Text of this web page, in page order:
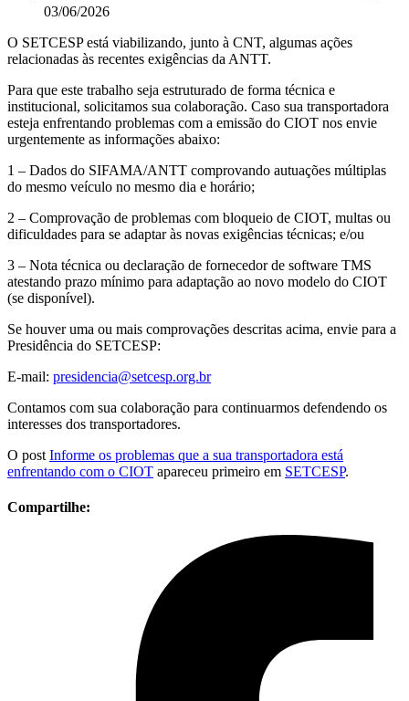
03/06/2026
O SETCESP está viabilizando, junto à CNT, algumas ações
relacionadas às recentes exigências da ANTT.
Para que este trabalho seja estruturado de forma técnica e
institucional, solicitamos sua colaboração. Caso sua transportadora
esteja enfrentando problemas com a emissão do CIOT nos envie
urgentemente as informações abaixo:
1 – Dados do SIFAMA/ANTT comprovando autuações múltiplas
do mesmo veículo no mesmo dia e horário;
2 – Comprovação de problemas com bloqueio de CIOT, multas ou
dificuldades para se adaptar às novas exigências técnicas; e/ou
3 – Nota técnica ou declaração de fornecedor de software TMS
atestando prazo mínimo para adaptação ao novo modelo do CIOT
(se disponível).
Se houver uma ou mais comprovações descritas acima, envie para a
Presidência do SETCESP:
E-mail: presidencia@setcesp.org.br
Contamos com sua colaboração para continuarmos defendendo os
interesses dos transportadores.
O post Informe os problemas que a sua transportadora está
enfrentando com o CIOT apareceu primeiro em SETCESP.
Compartilhe: